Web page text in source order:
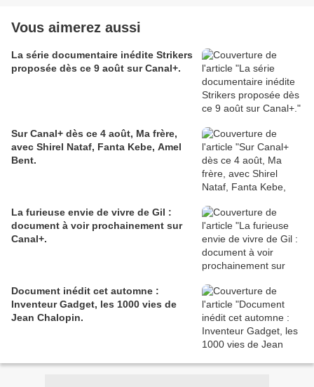
Vous aimerez aussi
La série documentaire inédite Strikers
proposée dès ce 9 août sur Canal+.
Sur Canal+ dès ce 4 août, Ma frère,
avec Shirel Nataf, Fanta Kebe, Amel
Bent.
La furieuse envie de vivre de Gil :
document à voir prochainement sur
Canal+.
Document inédit cet automne :
Inventeur Gadget, les 1000 vies de
Jean Chalopin.